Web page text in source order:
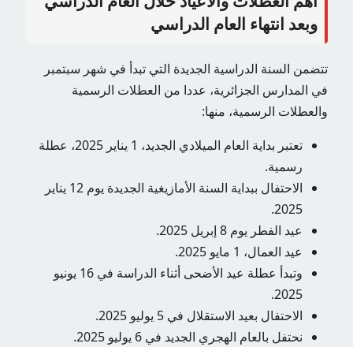
وبعد انتهاء العام الدراسي
تتضمن السنة الدراسية الجديدة التي تبدأ في شهر سبتمبر
في المدارس الجزائرية، عددا من العطلات الرسمية
والعطلات الرسمية، منها:
تعتبر بداية العام الميلادي الجديد، 1 يناير 2025، عطلة
رسمية.
الاحتفال ببداية السنة الأمازيغية الجديدة يوم 12 يناير
2025.
عيد الفطر يوم 8 إبريل 2025.
عيد العمال، 1 مايو 2025.
وتبدأ عطلة عيد الأضحى أثناء الدراسة في 16 يونيو
2025.
الاحتفال بعيد الاستقلال في 5 يوليو 2025.
نحتفل بالعام الهجري الجديد في 6 يوليو 2025.